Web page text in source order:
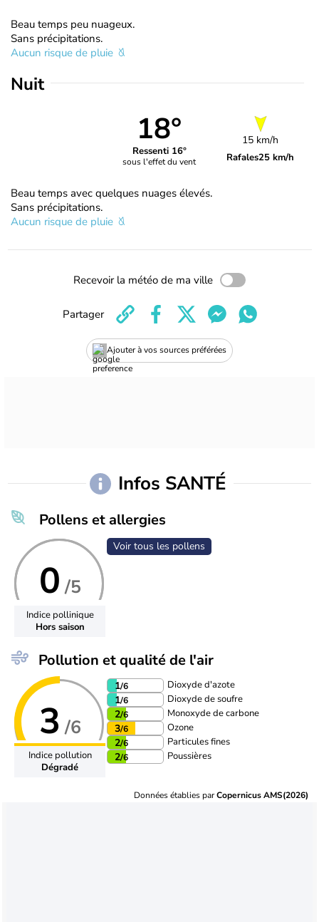
Beau temps peu nuageux.
Sans précipitations.
Aucun risque de pluie
Nuit
18°
Ressenti 16°
sous l'effet du vent
15 km/h
Rafales25 km/h
Beau temps avec quelques nuages élevés.
Sans précipitations.
Aucun risque de pluie
Recevoir la météo de ma ville
Ajouter à vos sources préférées
Partager
Infos SANTÉ
Pollens et allergies
0 /5
Indice pollinique
Hors saison
Voir tous les pollens
Pollution et qualité de l'air
3 /6
Indice pollution
Dégradé
1/6 Dioxyde d'azote
1/6 Dioxyde de soufre
2/6 Monoxyde de carbone
3/6 Ozone
2/6 Particules fines
2/6 Poussières
Données établies parCopernicus AMS(2026)